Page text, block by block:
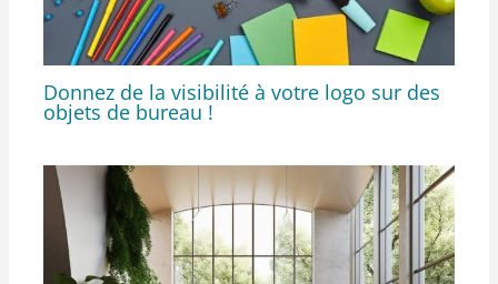
Donnez de la visibilité à votre logo sur des
objets de bureau !